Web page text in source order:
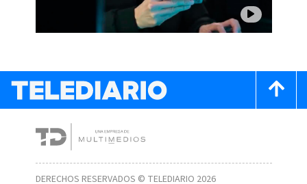
DERECHOS RESERVADOS © TELEDIARIO 2026